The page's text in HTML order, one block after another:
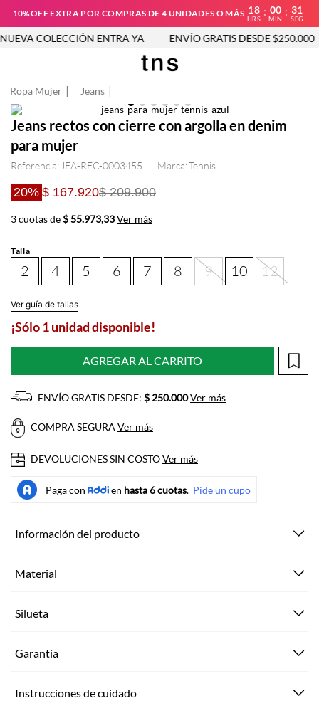
10%OFF EXTRA POR COMPRAS DE 4 UNIDADES O MÁS 18
HRS
: 00
MIN
: 31
SEG
COLECCIÓN ENTRA YA ENVÍO GRATIS DESDE $250.000
Ropa Mujer Jeans
Jeans rectos con cierre con argolla en denim
para mujer
Referencia: JEA-REC-0003455 Tennis
20% $ 167.920$ 209.900
3 cuotas de$ 55.973,33Ver más
Talla
2 4 5 6 7 8 9 10 12
Ver guía de tallas
¡Sólo 1 unidad disponible!
AGREGAR AL CARRITO
ENVÍO GRATIS DESDE: $ 250.000Ver más
COMPRA SEGURA Ver más
DEVOLUCIONES SIN COSTOVer más
Información del producto
Material
Silueta
Garantía
Instrucciones de cuidado